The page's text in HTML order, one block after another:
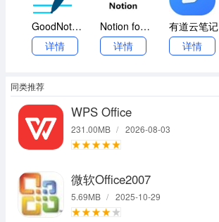
GoodNotes
详情
Notion for Windows
详情
有道云笔记
详情
同类推荐
WPS Office
231.00MB / 2026-08-03
微软Office2007
5.69MB / 2025-10-29